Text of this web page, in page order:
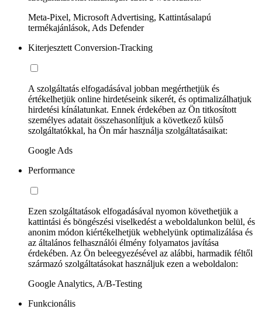
Meta-Pixel, Microsoft Advertising, Kattintásalapú
termékajánlások, Ads Defender
Kiterjesztett Conversion-Tracking
A szolgáltatás elfogadásával jobban megérthetjük és
értékelhetjük online hirdetéseink sikerét, és optimalizálhatjuk
hirdetési kínálatunkat. Ennek érdekében az Ön titkosított
személyes adatait összehasonlítjuk a következő külső
szolgáltatókkal, ha Ön már használja szolgáltatásaikat:
Google Ads
Performance
Ezen szolgáltatások elfogadásával nyomon követhetjük a
kattintási és böngészési viselkedést a weboldalunkon belül, és
anonim módon kiértékelhetjük webhelyünk optimalizálása és
az általános felhasználói élmény folyamatos javítása
érdekében. Az Ön beleegyezésével az alábbi, harmadik féltől
származó szolgáltatásokat használjuk ezen a weboldalon:
Google Analytics, A/B-Testing
Funkcionális